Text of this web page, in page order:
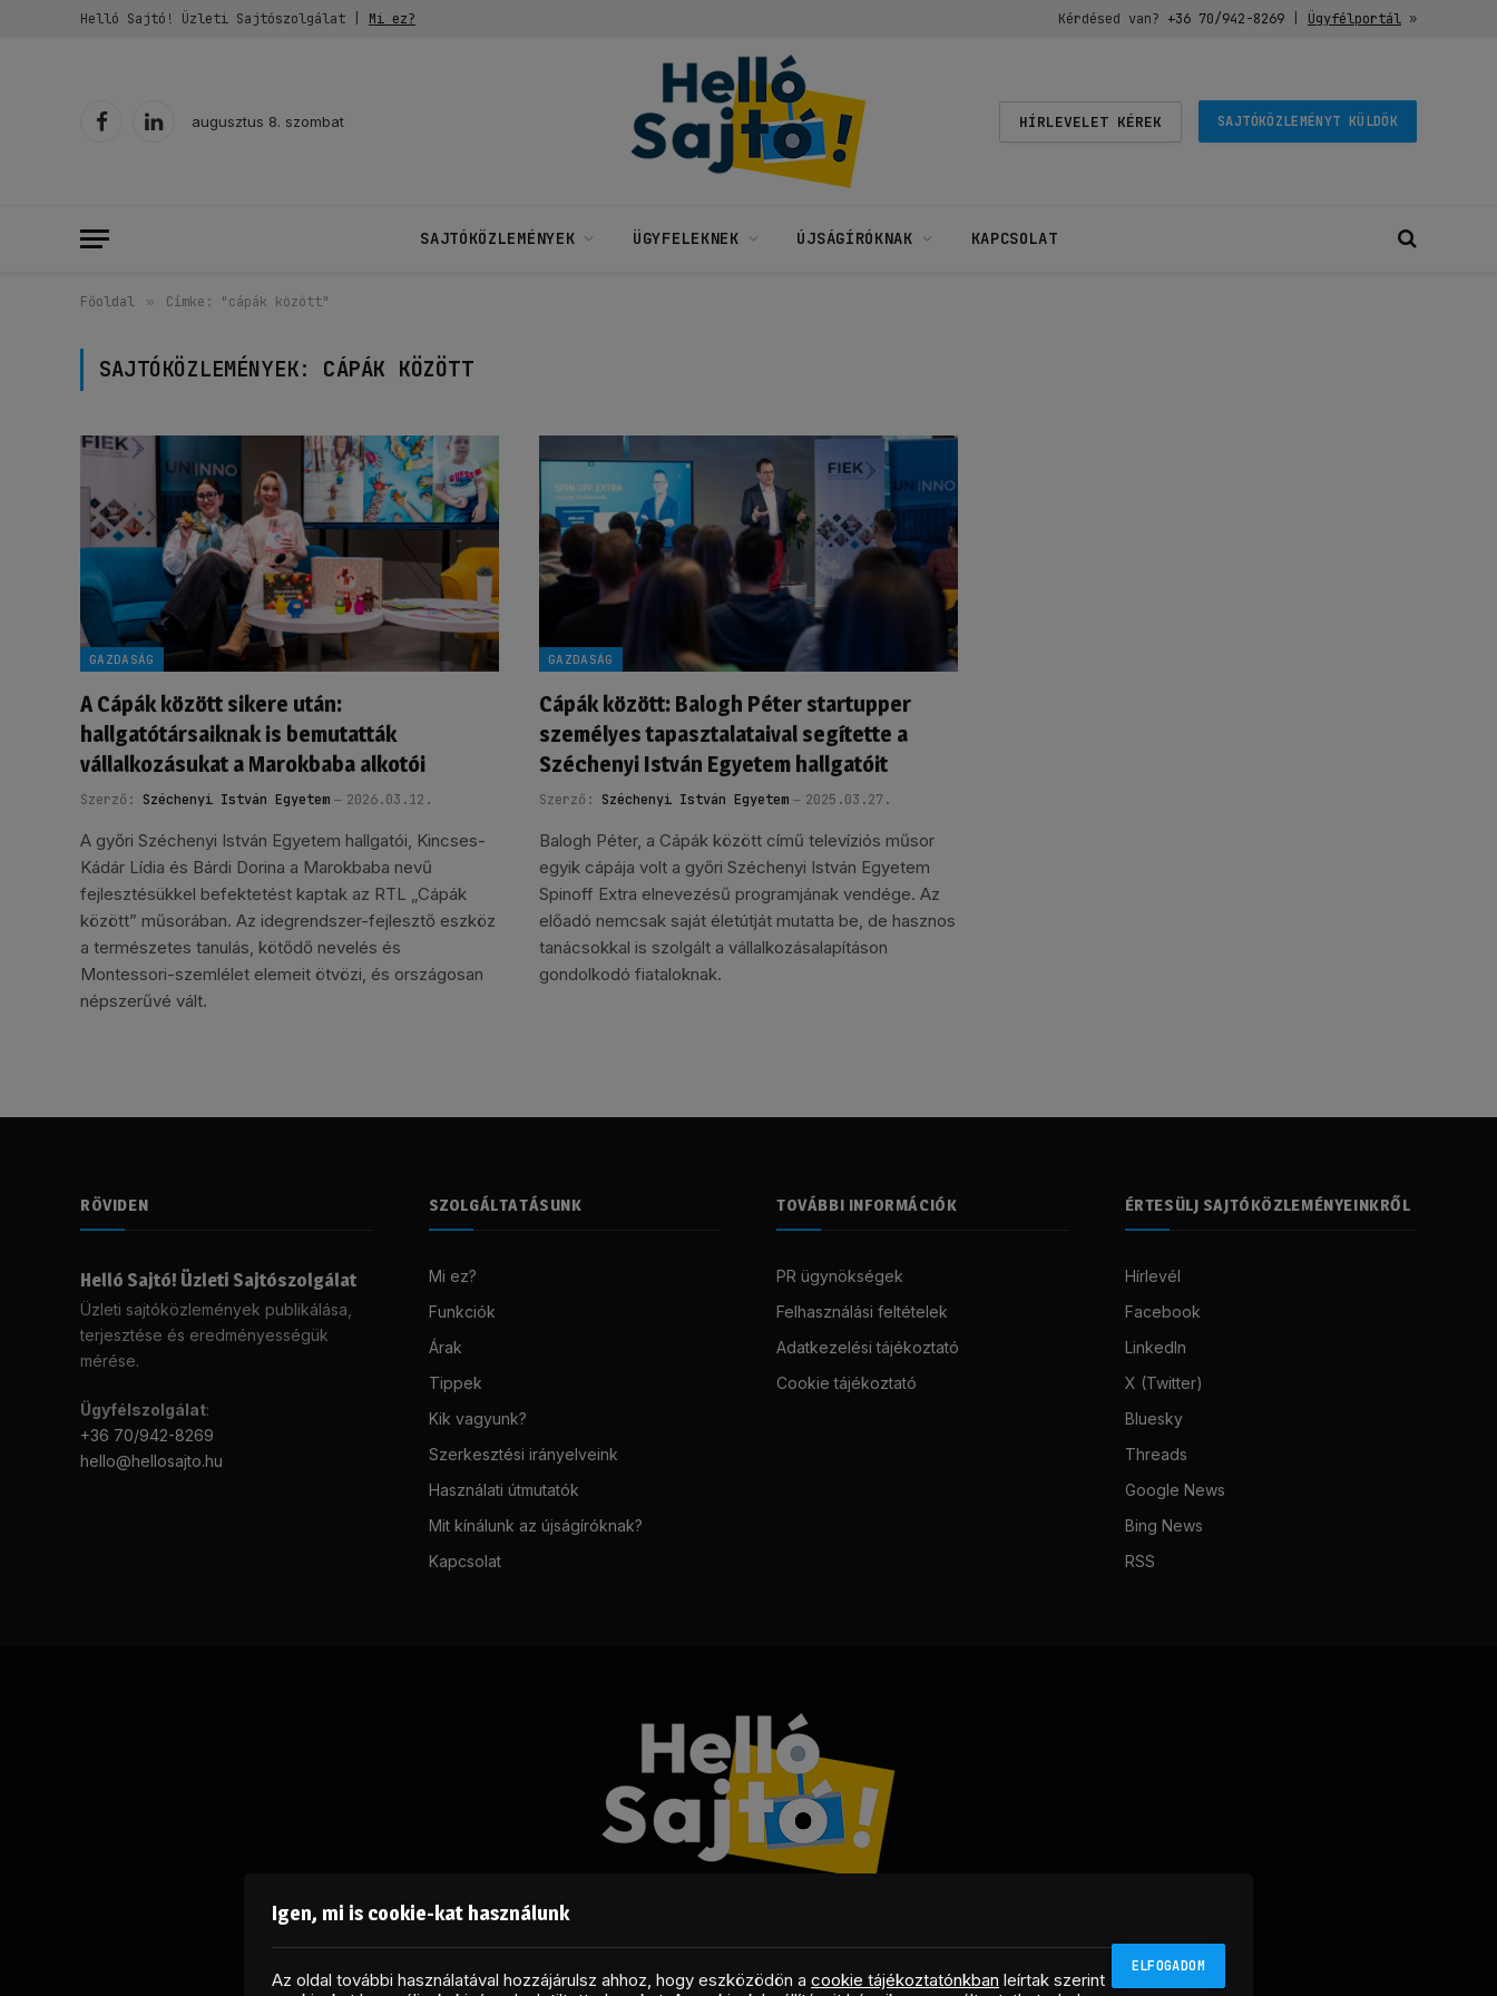
Helló Sajtó! Üzleti Sajtószolgálat | Mi ez? Kérdésed van? +36 70/942-8269| Ügyfélportál»
FacebookLinkedIn
augusztus 8. szombat HÍRLEVELET KÉREK SAJTÓKÖZLEMÉNYT KÜLDÖK
SAJTÓKÖZLEMÉNYEK ÜGYFELEKNEK ÚJSÁGÍRÓKNAK KAPCSOLAT
Főoldal » Címke: "cápák között"
SAJTÓKÖZLEMÉNYEK: CÁPÁK KÖZÖTT
GAZDASÁG
A Cápák között sikere után:
hallgatótársaiknak is bemutatták
vállalkozásukat a Marokbaba alkotói
Szerző: Széchenyi István Egyetem 2026.03.12.
A győri Széchenyi István Egyetem hallgatói, Kincses-
Kádár Lídia és Bárdi Dorina a Marokbaba nevű
fejlesztésükkel befektetést kaptak az RTL „Cápák
között” műsorában. Az idegrendszer-fejlesztő eszköz
a természetes tanulás, kötődő nevelés és
Montessori-szemlélet elemeit ötvözi, és országosan
népszerűvé vált.
GAZDASÁG
Cápák között: Balogh Péter startupper
személyes tapasztalataival segítette a
Széchenyi István Egyetem hallgatóit
Szerző: Széchenyi István Egyetem 2025.03.27.
Balogh Péter, a Cápák között című televíziós műsor
egyik cápája volt a győri Széchenyi István Egyetem
Spinoff Extra elnevezésű programjának vendége. Az
előadó nemcsak saját életútját mutatta be, de hasznos
tanácsokkal is szolgált a vállalkozásalapításon
gondolkodó fiataloknak.
RÖVIDEN
Helló Sajtó! Üzleti Sajtószolgálat
Üzleti sajtóközlemények publikálása,
terjesztése és eredményességük
mérése.
Ügyfélszolgálat:
+36 70/942-8269
hello@hellosajto.hu
SZOLGÁLTATÁSUNK
Mi ez?
Funkciók
Árak
Tippek
Kik vagyunk?
Szerkesztési irányelveink
Használati útmutatók
Mit kínálunk az újságíróknak?
Kapcsolat
TOVÁBBI INFORMÁCIÓK
PR ügynökségek
Felhasználási feltételek
Adatkezelési tájékoztató
Cookie tájékoztató
ÉRTESÜLJ SAJTÓKÖZLEMÉNYEINKRŐL
Hírlevél
Facebook
LinkedIn
X (Twitter)
Bluesky
Threads
Google News
Bing News
RSS
FacebookLinkedInX
RSS
Igen, mi is cookie-kat használunk
Az oldal további használatával hozzájárulsz ahhoz, hogy eszközödön acookie tájékoztatónkban leírtak szerint
ELFOGADOM